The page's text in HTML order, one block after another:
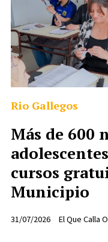
Más de 600
cursos
Municipio
El Que Calla
Rio Gallegos
31/07/2026